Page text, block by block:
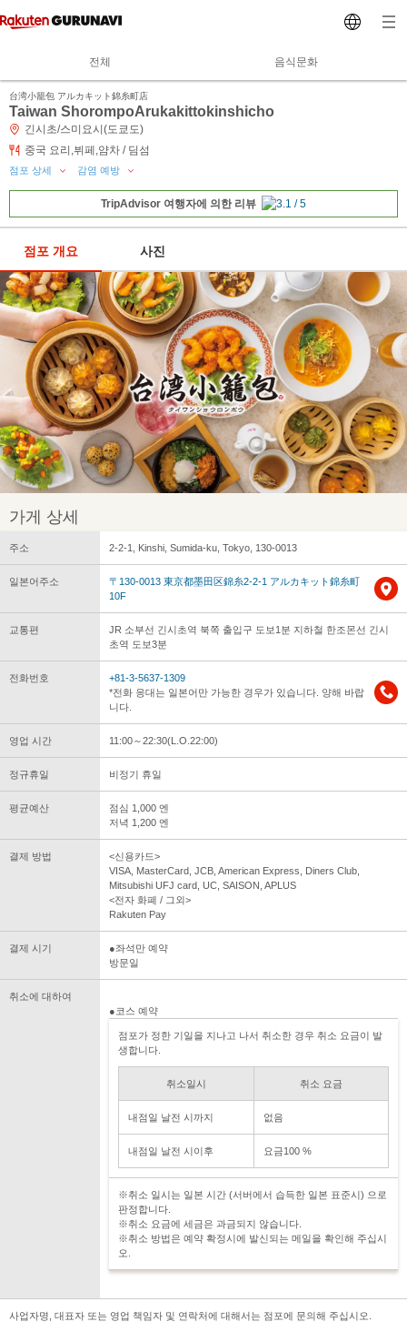
전체 음식문화
台湾小籠包 アルカキット錦糸町店
Taiwan ShorompoArukakittokinshicho
긴시초/스미요시(도쿄도)
중국 요리,뷔페,얌차 / 딤섬
점포 상세 감염 예방
TripAdvisor 여행자에 의한 리뷰
점포 개요 사진
가게 상세
주소 2-2-1, Kinshi, Sumida-ku, Tokyo, 130-0013
일본어주소
〒130-0013 東京都墨田区錦糸2-2-1 アルカキット錦糸町
10F
교통편
JR 소부선 긴시초역 북쪽 출입구 도보1분 지하철 한조몬선 긴시
초역 도보3분
전화번호
+81-3-5637-1309
*전화 응대는 일본어만 가능한 경우가 있습니다. 양해 바랍
니다.
영업 시간 11:00～22:30(L.O.22:00)
정규휴일 비정기 휴일
평균예산
점심 1,000 엔
저녁 1,200 엔
결제 방법
<신용카드>
VISA, MasterCard, JCB, American Express, Diners Club,
Mitsubishi UFJ card, UC, SAISON, APLUS
<전자 화폐 / 그외>
Rakuten Pay
결제 시기
●좌석만 예약
방문일
취소에 대하여
●코스 예약
점포가 정한 기일을 지나고 나서 취소한 경우 취소 요금이 발
생합니다.
취소일시 취소 요금
내점일 날전 시까지 없음
내점일 날전 시이후 요금100 %
※취소 일시는 일본 시간 (서버에서 습득한 일본 표준시) 으로
판정합니다.
※취소 요금에 세금은 과금되지 않습니다.
※취소 방법은 예약 확정시에 발신되는 메일을 확인해 주십시
오.
사업자명, 대표자 또는 영업 책임자 및 연락처에 대해서는 점포에 문의해 주십시오.